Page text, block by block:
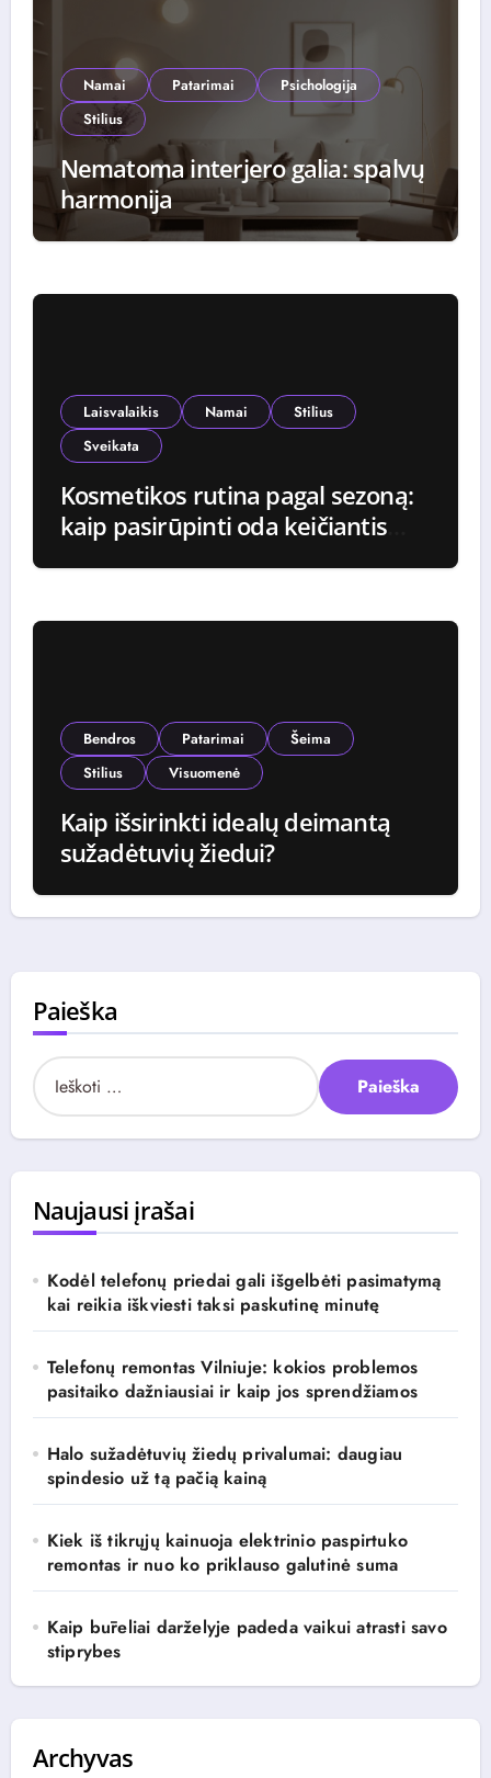
Namai Patarimai
Psichologija
Stilius
Nematoma interjero galia: spalvų
harmonija
Laisvalaikis Namai
Stilius
Sveikata
Kosmetikos rutina pagal sezoną:
kaip pasirūpinti oda keičiantis
Bendros Patarimai
Šeima
Stilius
Visuomenė
Kaip išsirinkti idealų deimantą
sužadėtuvių žiedui?
Paieška
e
k
:
Naujausi įrašai
Kodėl telefonų priedai gali išgelbėti pasimatymą
kai reikia iškviesti taksi paskutinę minutę
Telefonų remontas Vilniuje: kokios problemos
pasitaiko dažniausiai ir kaip jos sprendžiamos
Halo sužadėtuvių žiedų privalumai: daugiau
spindesio už tą pačią kainą
Kiek iš tikrųjų kainuoja elektrinio paspirtuko
remontas ir nuo ko priklauso galutinė suma
Kaip būreliai darželyje padeda vaikui atrasti savo
stiprybes
Archyvas